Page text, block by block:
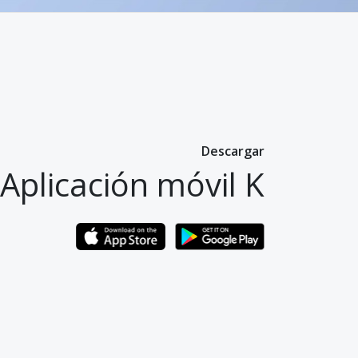
Descargar
Aplicación móvil K